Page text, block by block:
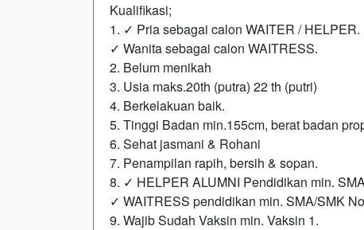
Kualifikasi;
1. ✓ Pria sebagai calon WAITER / HELPER.
✓ Wanita sebagai calon WAITRESS.
2. Belum menikah
3. Usia maks.20th (putra) 22 th (putri)
4. Berkelakuan baik.
5. Tinggi Badan min.155cm, berat badan
6. Sehat jasmani & Rohani
7. Penampilan rapih, bersih & sopan.
8. ✓ HELPER ALUMNI Pendidikan min.
✓ WAITRESS pendidikan min. SMA/SMK
9. Wajib Sudah Vaksin min. Vaksin 1.